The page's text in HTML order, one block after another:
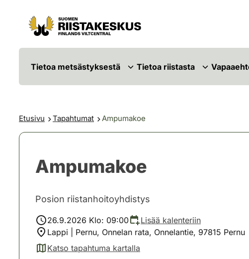
Siirry sisältöön
Siirry sivustokarttaan
Tietoa metsästyksestä Tietoa riistasta
Etusivu Tapahtumat Ampumakoe
Ampumakoe
Posion riistanhoitoyhdistys
26.9.2026 Klo: 09:00
Lisää kalenteriin
Lappi | Pernu, Onnelan rata, Onnelantie, 97815 Pernu
Katso tapahtuma kartalla
(avautuu uuteen välilehteen)